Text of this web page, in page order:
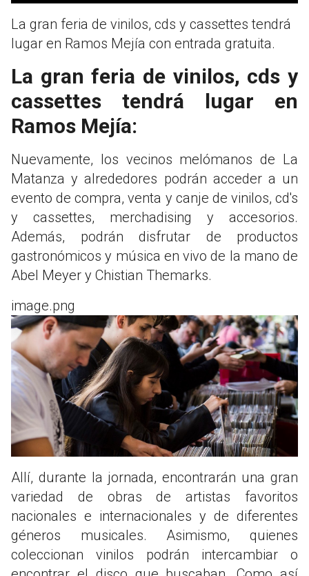
La gran feria de vinilos, cds y cassettes tendrá
lugar en Ramos Mejía con entrada gratuita.
La gran feria de vinilos, cds y
cassettes tendrá lugar en
Ramos Mejía:
Nuevamente, los vecinos melómanos de La
Matanza y alrededores podrán acceder a un
evento de compra, venta y canje de vinilos, cd's
y cassettes, merchadising y accesorios.
Además, podrán disfrutar de productos
gastronómicos y música en vivo de la mano de
Abel Meyer y Chistian Themarks.
image.png
Allí, durante la jornada, encontrarán una gran
variedad de obras de artistas favoritos
nacionales e internacionales y de diferentes
géneros musicales. Asimismo, quienes
coleccionan vinilos podrán intercambiar o